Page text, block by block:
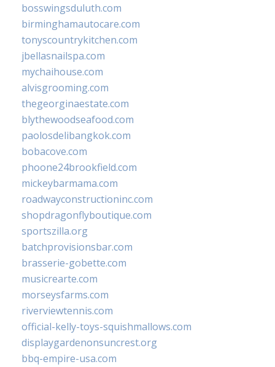
bosswingsduluth.com
birminghamautocare.com
tonyscountrykitchen.com
jbellasnailspa.com
mychaihouse.com
alvisgrooming.com
thegeorginaestate.com
blythewoodseafood.com
paolosdelibangkok.com
bobacove.com
phoone24brookfield.com
mickeybarmama.com
roadwayconstructioninc.com
shopdragonflyboutique.com
sportszilla.org
batchprovisionsbar.com
brasserie-gobette.com
musicrearte.com
morseysfarms.com
riverviewtennis.com
official-kelly-toys-squishmallows.com
displaygardenonsuncrest.org
bbq-empire-usa.com